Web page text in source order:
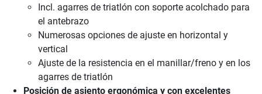
Incl. agarres de triatlón con soporte acolchado para
el antebrazo
Numerosas opciones de ajuste en horizontal y
vertical
Ajuste de la resistencia en el manillar/freno y en los
agarres de triatlón
Posición de asiento ergonómica y con excelentes